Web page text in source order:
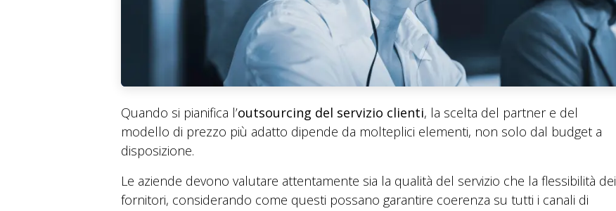
Quando si pianifica l’outsourcing del servizio clienti, la scelta del partner e del
modello di prezzo più adatto dipende da molteplici elementi, non solo dal budget a
disposizione.
Le aziende devono valutare attentamente sia la qualità del servizio che la flessibilità dei
fornitori, considerando come questi possano garantire coerenza su tutti i canali di